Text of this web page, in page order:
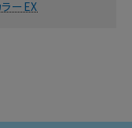
ーEX